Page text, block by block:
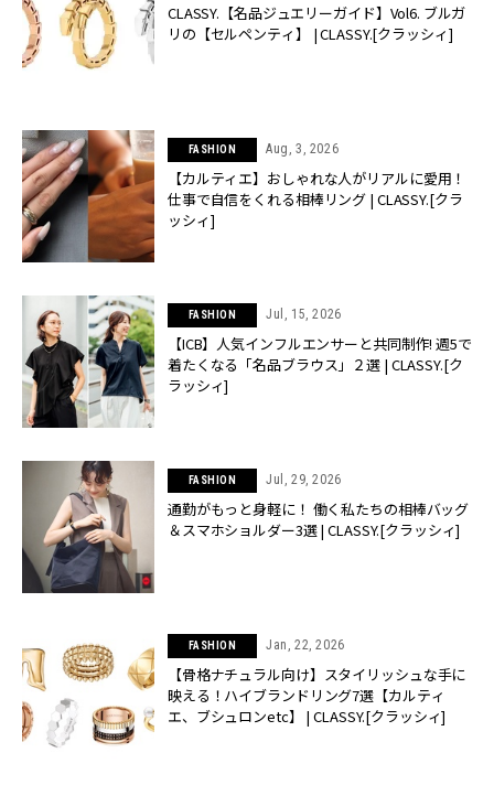
CLASSY.【名品ジュエリーガイド】Vol6. ブルガ
リの【セルペンティ】 | CLASSY.[クラッシィ]
FASHION Aug, 3, 2026
【カルティエ】おしゃれな人がリアルに愛用！
仕事で自信をくれる相棒リング | CLASSY.[クラ
ッシィ]
FASHION Jul, 15, 2026
【ICB】人気インフルエンサーと共同制作! 週5で
着たくなる「名品ブラウス」２選 | CLASSY.[ク
ラッシィ]
FASHION Jul, 29, 2026
通勤がもっと身軽に！ 働く私たちの相棒バッグ
＆スマホショルダー3選 | CLASSY.[クラッシィ]
FASHION Jan, 22, 2026
【骨格ナチュラル向け】スタイリッシュな手に
映える！ハイブランドリング7選【カルティ
エ、ブシュロンetc】 | CLASSY.[クラッシィ]